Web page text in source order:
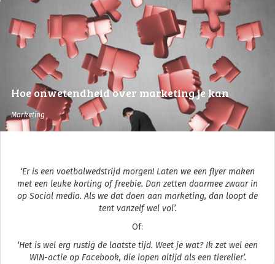
Marketing
Hoe onwetendheid over marketing je kan
nekken
‘Er is een voetbalwedstrijd morgen! Laten we een flyer maken
met een leuke korting of freebie. Dan zetten daarmee zwaar in
op Social media. Als we dat doen aan marketing, dan loopt de
tent vanzelf wel vol’.
Of:
‘Het is wel erg rustig de laatste tijd. Weet je wat? Ik zet wel een
WIN-actie op Facebook, die lopen altijd als een tierelier’.